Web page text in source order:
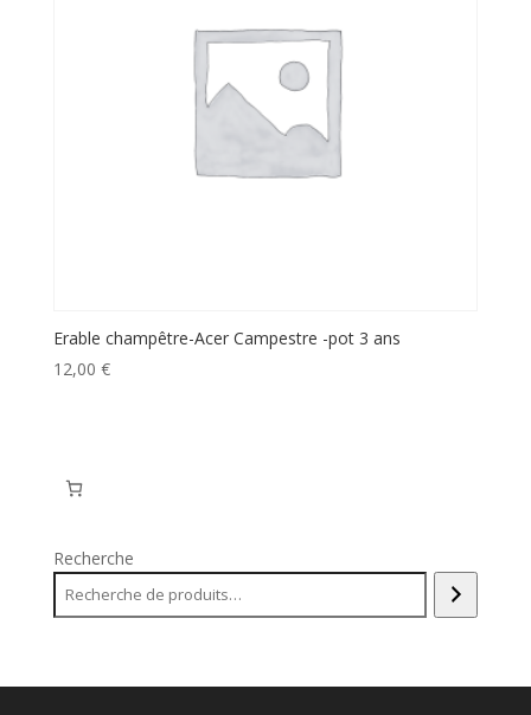
Erable champêtre-Acer Campestre -pot 3 ans
12,00 €
Recherche